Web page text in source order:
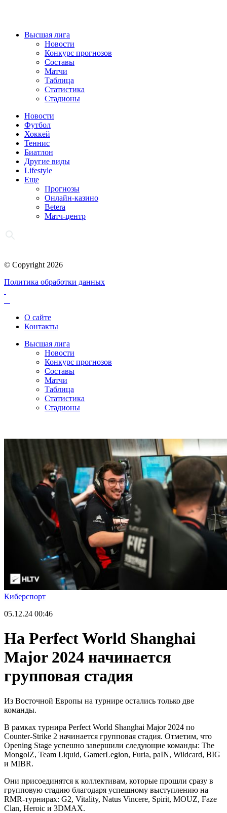
Высшая лига
Новости
Конкурс прогнозов
Составы
Матчи
Таблица
Статистика
Стадионы
Новости
Футбол
Хоккей
Теннис
Биатлон
Другие виды
Lifestyle
Еще
Прогнозы
Онлайн-казино
Betera
Матч-центр
© Copyright 2026
Политика обработки данных
О сайте
Контакты
Высшая лига
Новости
Конкурс прогнозов
Составы
Матчи
Таблица
Статистика
Стадионы
Киберспорт
05.12.24 00:46
На Perfect World Shanghai
Major 2024 начинается
групповая стадия
Из Восточной Европы на турнире остались только две
команды.
В рамках турнира Perfect World Shanghai Major 2024 по
Counter-Strike 2 начинается групповая стадия. Отметим, что
Opening Stage успешно завершили следующие команды: The
MongolZ, Team Liquid, GamerLegion, Furia, paIN, Wildcard, BIG
и MIBR.
Они присоединятся к коллективам, которые прошли сразу в
групповую стадию благодаря успешному выступлению на
RMR-турнирах: G2, Vitality, Natus Vincere, Spirit, MOUZ, Faze
Clan, Heroic и 3DMAX.